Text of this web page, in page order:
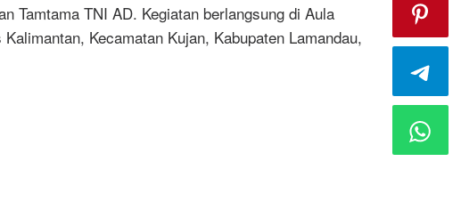
Tamtama TNI AD. Kegiatan berlangsung di Aula
Kecamatan Kujan, Kabupaten Lamandau,